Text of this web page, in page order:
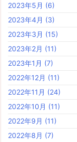
2023年5月 (6)
2023年4月 (3)
2023年3月 (15)
2023年2月 (11)
2023年1月 (7)
2022年12月 (11)
2022年11月 (24)
2022年10月 (11)
2022年9月 (11)
2022年8月 (7)